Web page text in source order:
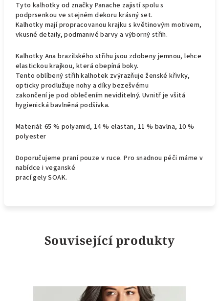
Tyto kalhotky od značky Panache zajistí spolu s
podprsenkou ve stejném dekoru krásný set.
Kalhotky mají propracovanou krajku s květinovým motivem,
vkusné detaily, podmanivé barvy a výborný střih.
Kalhotky Ana brazilského střihu jsou zdobeny jemnou, lehce
elastickou krajkou, která obepíná boky.
Tento oblíbený střih kalhotek zvýrazňuje ženské křivky,
opticky prodlužuje nohy a díky bezešvému
zakončení je pod oblečením neviditelný. Uvnitř je všitá
hygienická bavlněná podšívka.
Materiál: 65 % polyamid, 14 % elastan, 11 % bavlna, 10 %
polyester
Doporučujeme praní pouze v ruce. Pro snadnou péči máme v
nabídce i veganské
prací gely SOAK.
Související produkty